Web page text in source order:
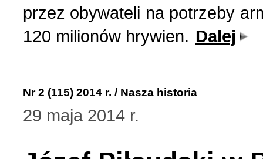
Ogłoszenia (24)
Opinie publiczne (11)
Poezja z Powstania
4 (147) 2021 r. (3)
3 (146) 2021 r. (1)
2 (145) 2021 r. (10)
przez obywateli na potrzeby
120 milionów hrywien. Dalej
Nr 2 (115) 2014 r. / Nasza historia
29 maja 2014 r.